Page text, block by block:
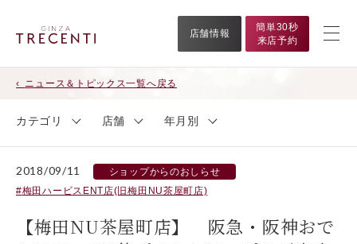
店舗情報
簡単30秒
来店予約
ニュース＆トピックス一覧へ戻る
カテゴリ 店舗 年月別
2018/09/11
ショップからのおしらせ
梅田ハービスENT店(旧梅田NU茶屋町店)
【梅田NU茶屋町店】 阪急・阪神おで